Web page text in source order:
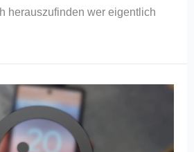
herauszufinden wer eigentlich